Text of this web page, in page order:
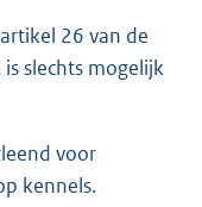
26 van de
slechts mogelijk
voor
kennels.